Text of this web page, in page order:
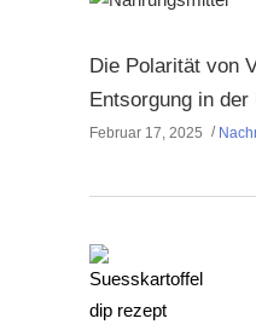
Die Polarität von
Entsorgung in der
Februar 17, 2025